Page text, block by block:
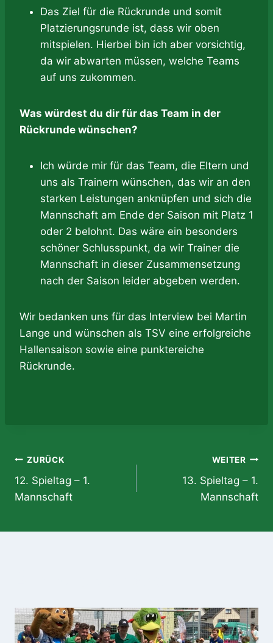
Das Ziel für die Rückrunde und somit
Platzierungsrunde ist, dass wir oben
mitspielen. Hierbei bin ich aber vorsichtig,
da wir abwarten müssen, welche Teams
auf uns zukommen.
Was würdest du dir für das Team in der
Rückrunde wünschen?
Ich würde mir für das Team, die Eltern und
uns als Trainern wünschen, das wir an den
starken Leistungen anknüpfen und sich die
Mannschaft am Ende der Saison mit Platz 1
oder 2 belohnt. Das wäre ein besonders
schöner Schlusspunkt, da wir Trainer die
Mannschaft in dieser Zusammensetzung
nach der Saison leider abgeben werden.
Wir bedanken uns für das Interview bei Martin
Lange und wünschen als TSV eine erfolgreiche
Hallensaison sowie eine punktereiche
Rückrunde.
Beitragsnavigation
ZURÜCK
12. Spieltag – 1.
Mannschaft
WEITER
13. Spieltag – 1.
Mannschaft